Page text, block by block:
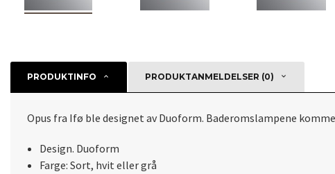
PRODUKTINFO PRODUKTANMELDELSER (0)
Opus fra Ifø ble designet av Duoform. Baderomslampene
Design. Duoform
Farge: Sort, hvit eller grå